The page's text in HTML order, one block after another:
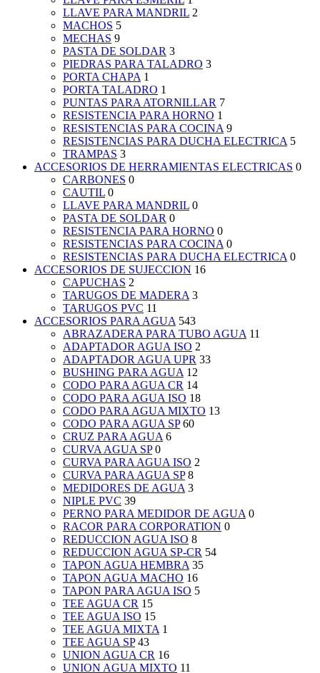
LLAVE PARA MANDRIL 2
MACHOS 5
MECHAS 9
PASTA DE SOLDAR 3
PIEDRAS PARA TALADRO 3
PORTA CHAPA 1
PORTA TALADRO 1
PUNTAS PARA ATORNILLAR 7
RESISTENCIA PARA HORNO 1
RESISTENCIAS PARA COCINA 9
RESISTENCIAS PARA DUCHA ELECTRICA 5
TRAMPAS 3
ACCESORIOS DE HERRAMIENTAS ELECTRICAS 0
CARBONES 0
CAUTIL 0
LLAVE PARA MANDRIL 0
PASTA DE SOLDAR 0
RESISTENCIA PARA HORNO 0
RESISTENCIAS PARA COCINA 0
RESISTENCIAS PARA DUCHA ELECTRICA 0
ACCESORIOS DE SUJECCION 16
CAPUCHAS 2
TARUGOS DE MADERA 3
TARUGOS PVC 11
ACCESORIOS PARA AGUA 543
ABRAZADERA PARA TUBO AGUA 11
ADAPTADOR AGUA ISO 2
ADAPTADOR AGUA UPR 33
BUSHING PARA AGUA 12
CODO PARA AGUA CR 14
CODO PARA AGUA ISO 18
CODO PARA AGUA MIXTO 13
CODO PARA AGUA SP 60
CRUZ PARA AGUA 6
CURVA AGUA SP 0
CURVA PARA AGUA ISO 2
CURVA PARA AGUA SP 8
MEDIDORES DE AGUA 3
NIPLE PVC 39
PERNO PARA MEDIDOR DE AGUA 0
RACOR PARA CORPORATION 0
REDUCCION AGUA ISO 8
REDUCCION AGUA SP-CR 54
TAPON AGUA HEMBRA 35
TAPON AGUA MACHO 16
TAPON PARA AGUA ISO 5
TEE AGUA CR 15
TEE AGUA ISO 15
TEE AGUA MIXTA 1
TEE AGUA SP 43
UNION AGUA CR 16
UNION AGUA MIXTO 11